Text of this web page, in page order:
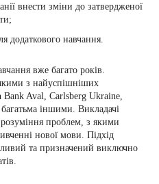
внести зміни до затвердженої
додаткового навчання.
вже багато років.
з найуспішніших
Bank Aval, Carlsberg Ukraine,
іншими. Викладачі
проблем, з якими
нової мови. Підхід
та призначений виключно